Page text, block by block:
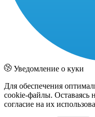
Уведомление о куки
Для обеспечения
cookie-файлы. Оставаясь
согласие на их